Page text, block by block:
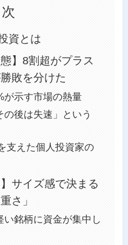
資とは
】8割超がプラス
敗を分けた
が示す市場の熱量
の後は失速」という
支えた個人投資家の
サイズ感で決まる
さ」
銘柄に資金が集中し